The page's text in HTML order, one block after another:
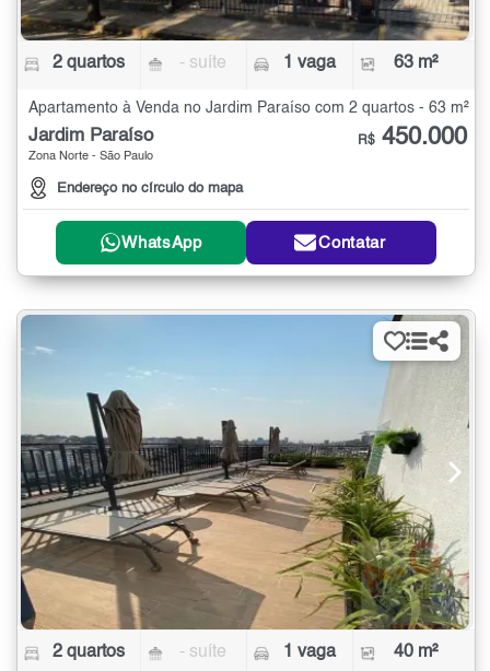
2 quartos - suíte 1 vaga 63 m²
Apartamento à Venda no Jardim Paraíso com 2 quartos - 63 m²
Jardim Paraíso
Zona Norte - São Paulo
Endereço no círculo do mapa
R$ 450.000
WhatsApp Contatar
2 quartos - suíte 1 vaga 40 m²